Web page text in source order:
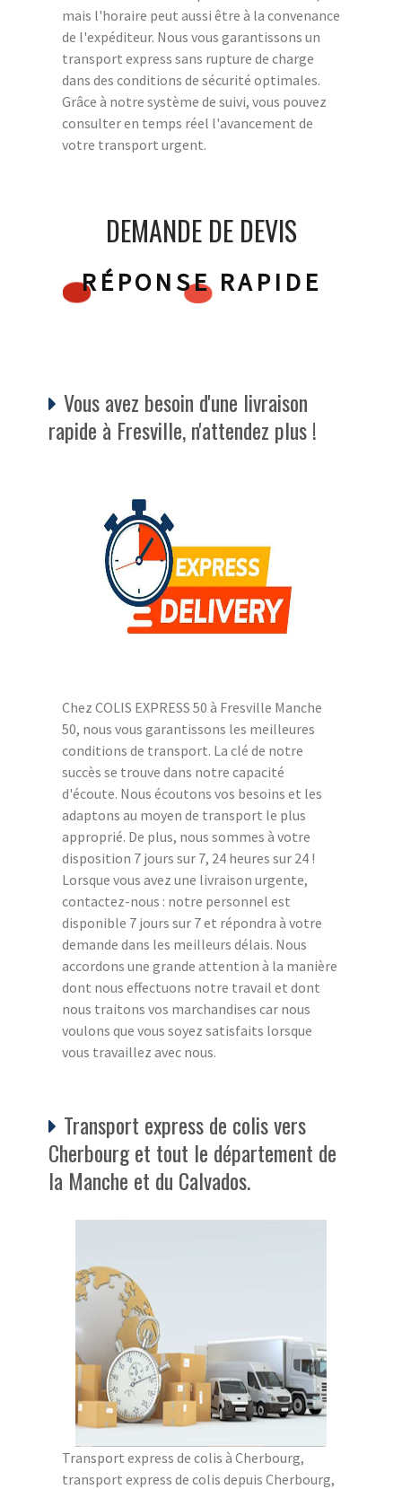
mais l'horaire peut aussi être à la convenance
de l'expéditeur. Nous vous garantissons un
transport express sans rupture de charge
dans des conditions de sécurité optimales.
Grâce à notre système de suivi, vous pouvez
consulter en temps réel l'avancement de
votre transport urgent.
DEMANDE DE DEVIS
RÉPONSE RAPIDE
Vous avez besoin d'une livraison
rapide à Fresville, n'attendez plus !
Chez COLIS EXPRESS 50 à Fresville Manche
50, nous vous garantissons les meilleures
conditions de transport. La clé de notre
succès se trouve dans notre capacité
d'écoute. Nous écoutons vos besoins et les
adaptons au moyen de transport le plus
approprié. De plus, nous sommes à votre
disposition 7 jours sur 7, 24 heures sur 24 !
Lorsque vous avez une livraison urgente,
contactez-nous : notre personnel est
disponible 7 jours sur 7 et répondra à votre
demande dans les meilleurs délais. Nous
accordons une grande attention à la manière
dont nous effectuons notre travail et dont
nous traitons vos marchandises car nous
voulons que vous soyez satisfaits lorsque
vous travaillez avec nous.
Transport express de colis vers
Cherbourg et tout le département de
la Manche et du Calvados.
Transport express de colis à Cherbourg,
transport express de colis depuis Cherbourg,